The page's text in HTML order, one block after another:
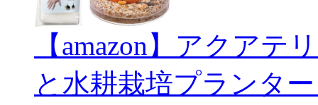
【amazon】アクアテ
と水耕栽培プランタ